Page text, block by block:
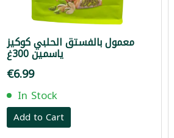
معمول بالفستق الحلبي كوكيز
ياسمين 300غ
€6.99
In Stock
Add to Cart